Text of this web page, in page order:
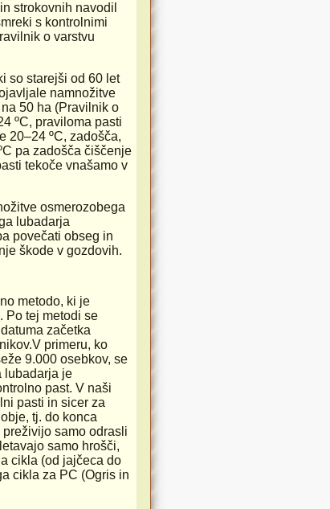
strokovnih navodil
s kontrolnimi
o varstvu
so starejši od 60 let
namnožitve
50 ha (Pravilnik o
ºC, praviloma pasti
20–24 ºC, zadošča,
pa zadošča čiščenje
tekoče vnašamo v
osmerozobega
lubadarja
povečati obseg in
škode v gozdovih.
metodo, ki je
Po tej metodi se
začetka
primeru, ko
9.000 osebkov, se
lubadarja je
past. V naši
pasti in sicer za
tj. do konca
samo odrasli
samo hrošči,
cikla (od jajčeca do
cikla za PC (Ogris in